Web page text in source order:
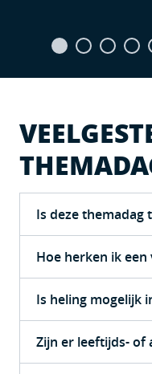
Is deze themadag
Hoe herken ik
Is heling mogelijk
Zijn er leeftijds- of